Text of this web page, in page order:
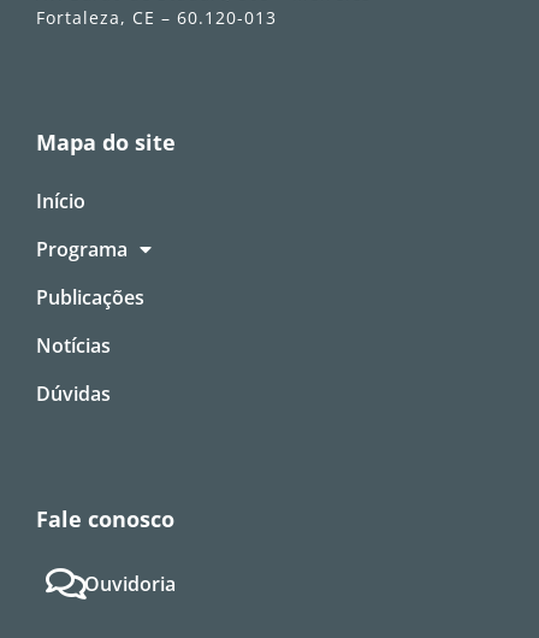
Fortaleza, CE – 60.120-013
Mapa do site
Início
Programa
Publicações
Notícias
Dúvidas
Fale conosco
Ouvidoria